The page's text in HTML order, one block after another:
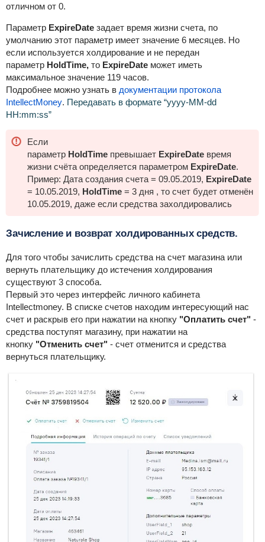
отличном от 0.
Параметр ExpireDate задает время жизни счета, по
умолчанию этот параметр имеет значение 6 месяцев. Но
если используется холдирование и не передан
параметр HoldTime, то ExpireDateможет иметь
максимальное значение 119 часов.
Подробнее можно узнать в документации протокола
IntellectMoney. Передавать в формате “yyyy-MM-dd
HH:mm:ss”
Если
параметр HoldTimeпревышает ExpireDateвремя
жизни счёта определяется параметром ExpireDate.
Пример: Дата создания счета = 09.05.2019, ExpireDate
= 10.05.2019, HoldTime= 3 дня , то счет будет отменён
10.05.2019, даже если средства захолдировались
Зачисление и возврат холдированных средств.
Для того чтобы зачислить средства на счет магазина или
вернуть плательщику до истечения холдирования
существуют 3 способа.
Первый это через интерфейс личного кабинета
Intellectmoney. В списке счетов находим интересующий нас
счет и раскрыв его при нажатии на кнопку "Оплатить счет" -
средства поступят магазину, при нажатии на
кнопку "Отменить счет" - счет отменится и средства
вернуться плательщику.